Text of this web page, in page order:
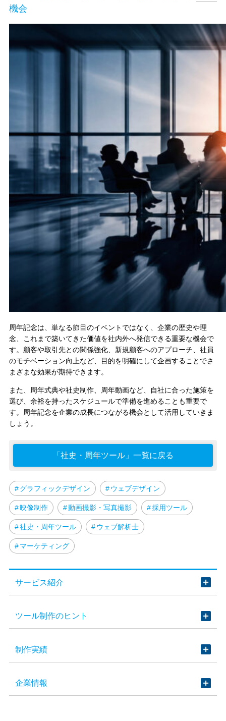
機会
周年記念は、単なる節目のイベントではなく、企業の歴史や理
念、これまで築いてきた価値を社内外へ発信できる重要な機会で
す。顧客や取引先との関係強化、新規顧客へのアプローチ、社員
のモチベーション向上など、目的を明確にして企画することでさ
まざまな効果が期待できます。
また、周年式典や社史制作、周年動画など、自社に合った施策を
選び、余裕を持ったスケジュールで準備を進めることも重要で
す。周年記念を企業の成長につながる機会として活用していきま
しょう。
「社史・周年ツール」一覧に戻る
グラフィックデザイン ウェブデザイン
映像制作 動画撮影・写真撮影 採用ツール
社史・周年ツール ウェブ解析士
マーケティング
サービス紹介
ツール制作のヒント
制作実績
企業情報